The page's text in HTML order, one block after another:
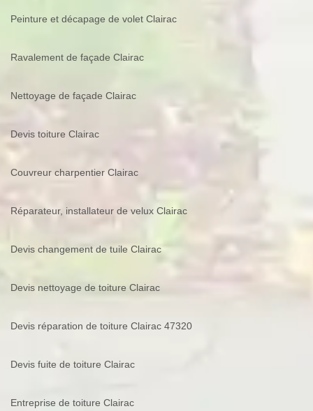
Peinture et décapage de volet Clairac
Ravalement de façade Clairac
Nettoyage de façade Clairac
Devis toiture Clairac
Couvreur charpentier Clairac
Réparateur, installateur de velux Clairac
Devis changement de tuile Clairac
Devis nettoyage de toiture Clairac
Devis réparation de toiture Clairac 47320
Devis fuite de toiture Clairac
Entreprise de toiture Clairac